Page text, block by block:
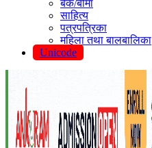
बैंक/बीमा
साहित्य
पत्रपत्रिका
महिला तथा बालबालिका
Unicode